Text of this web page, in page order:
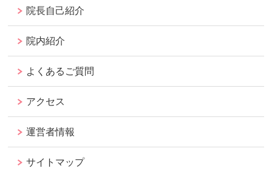
院長自己紹介
院内紹介
よくあるご質問
アクセス
運営者情報
サイトマップ